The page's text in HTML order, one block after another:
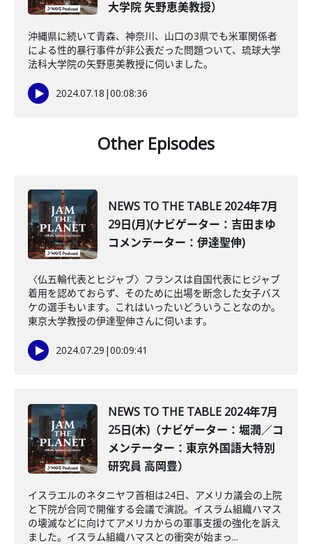
大学院 矢野恵美教授）
沖縄県に続いて青森、神奈川、山口の3県でも米軍関係者
による性的暴行事件が非公表だった問題ついて、琉球大学
法科大学院の矢野恵美教授に伺いました。
2024.07.18 |00:08:36
Other Episodes
NEWS TO THE TABLE 2024年7月
29日(月)(ナビゲーター：吉田まゆ
コメンテーター：伊達聖伸)
〈仏五輪代表とヒジャブ〉フランスは自国代表にヒジャブ
着用を認めておらず、そのために出場を断念した女子バス
ケの選手もいます。これはいったいどういうことなのか。
東京大学教授の伊達聖伸さんに伺います。
2024.07.29 |00:09:41
NEWS TO THE TABLE 2024年7月
25日(木)（ナビゲーター：堀潤／コ
メンテーター：東京外国語大特別
研究員 高岡豊）
イスラエルのネタニヤフ首相は24日、アメリカ議会の上院
と下院が合同で開催する会議で演説。イスラム組織ハマス
の壊滅などに向けてアメリカからの軍事支援の強化を訴え
ました。イスラム組織ハマスとの衝突が始まっ...